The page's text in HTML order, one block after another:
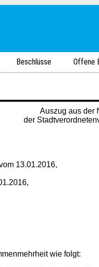
Beschlüsse Offene
Auszug aus der
der
13.01.2016,
wie folgt: